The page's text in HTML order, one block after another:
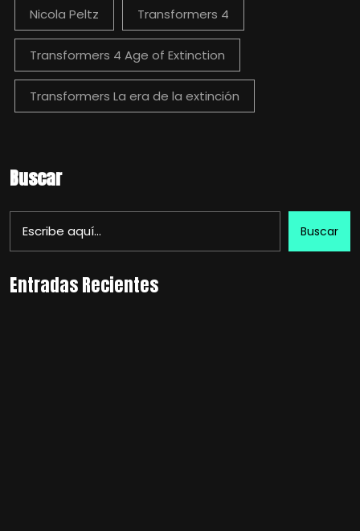
Nicola Peltz Transformers 4
Transformers 4 Age of Extinction
Transformers La era de la extinción
Buscar
Buscar
Entradas Recientes